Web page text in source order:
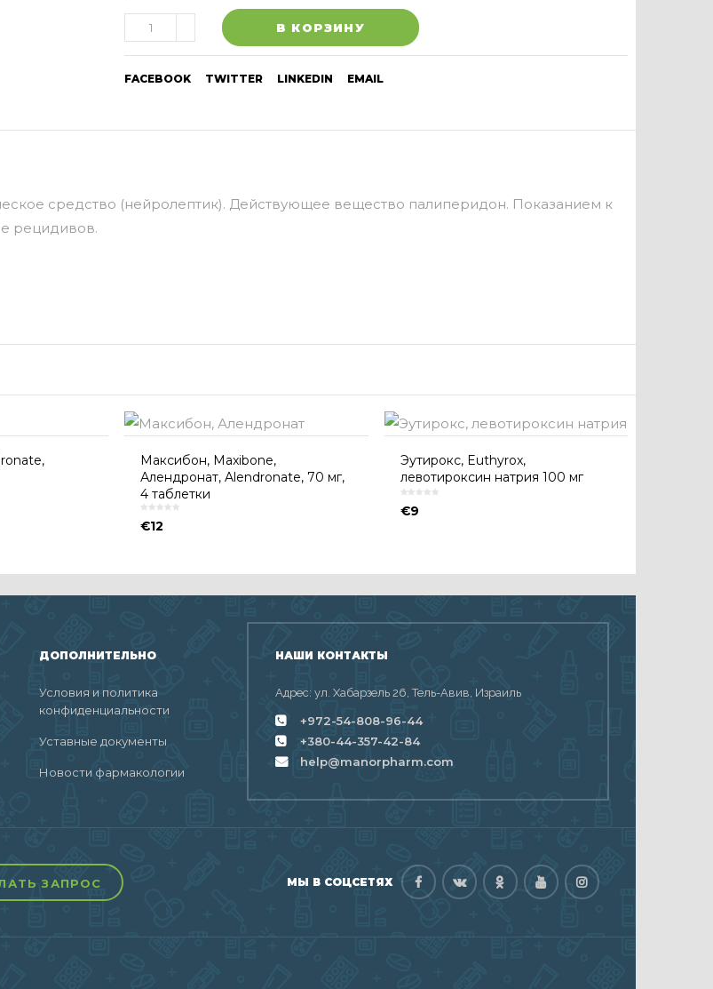
В КОРЗИНУ
FACEBOOK TWITTER LINKEDIN EMAIL
средство (нейролептик). Действующее вещество палиперидон. Показанием к
рецидивов.
Максибон, Maxibone,
Алендронат, Alendronate, 70 мг,
4 таблетки
€12
Эутирокс, Euthyrox,
левотироксин натрия 100 мг
€9
ДОПОЛНИТЕЛЬНО
Условия и политика
конфиденциальности
Уставные документы
Новости фармакологии
НАШИ КОНТАКТЫ
Адрес: ул. Хабарзель 26, Тель-Авив, Израиль
+972-54-808-96-44
+380-44-357-42-84
help@manorpharm.com
ЗАПРОС МЫ В СОЦСЕТЯХ